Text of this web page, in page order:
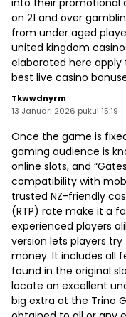
on 21 and over
from under aged
united kingdom
elaborated here apply
best live casino
Tkwwdnyrm
13 Januari 2026 pukul 15:19
Once the game is
gaming audience is
online slots, and
compatibility with
trusted NZ-friendly
(RTP) rate make it a
experienced players
version lets players
money. It includes all
found in the original
locate an excellent
big extra at the Trino